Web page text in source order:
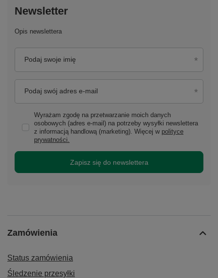
Newsletter
Opis newslettera
Podaj swoje imię
Podaj swój adres e-mail
Wyrażam zgodę na przetwarzanie moich danych
osobowych (adres e-mail) na potrzeby wysyłki newslettera
z informacją handlową (marketing). Więcej w polityce
prywatności.
Zapisz się do newslettera
Zamówienia
Status zamówienia
Śledzenie przesyłki